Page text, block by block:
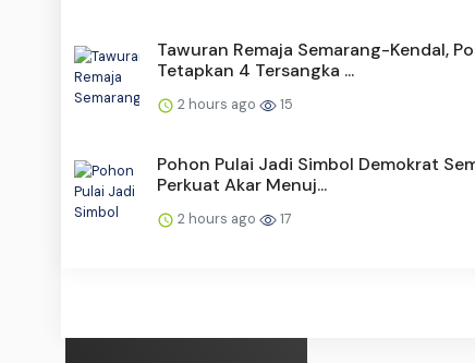
Tawuran Remaja Semarang-Kendal,
Tetapkan 4 Tersangka ...
2 hours ago 15
Pohon Pulai Jadi Simbol Demokrat
Perkuat Akar Menuj...
2 hours ago 17